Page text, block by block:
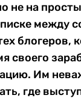
не на
между
блогеров,
своего
Им
где